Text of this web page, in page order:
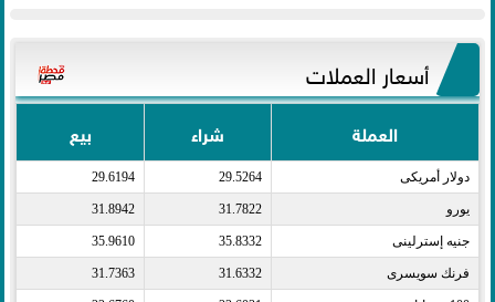
أسعار العملات
العملة شراء بيع
دولار أمريكى​ 29.5264
29.6194
يورو​ 31.7822
31.8942
جنيه إسترلينى​ 35.8332
35.9610
فرنك سويسرى​ 31.6332
31.7363